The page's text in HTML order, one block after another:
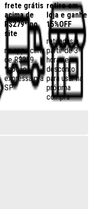
frete grátis
acima de
R$279* no
site
no app acima
de R$259
*opção
expressa pra
SP
retire em
loja e ganhe
15%OFF
retiradas a
partir de 3
horas e
desconto
para usar na
próxima
compra